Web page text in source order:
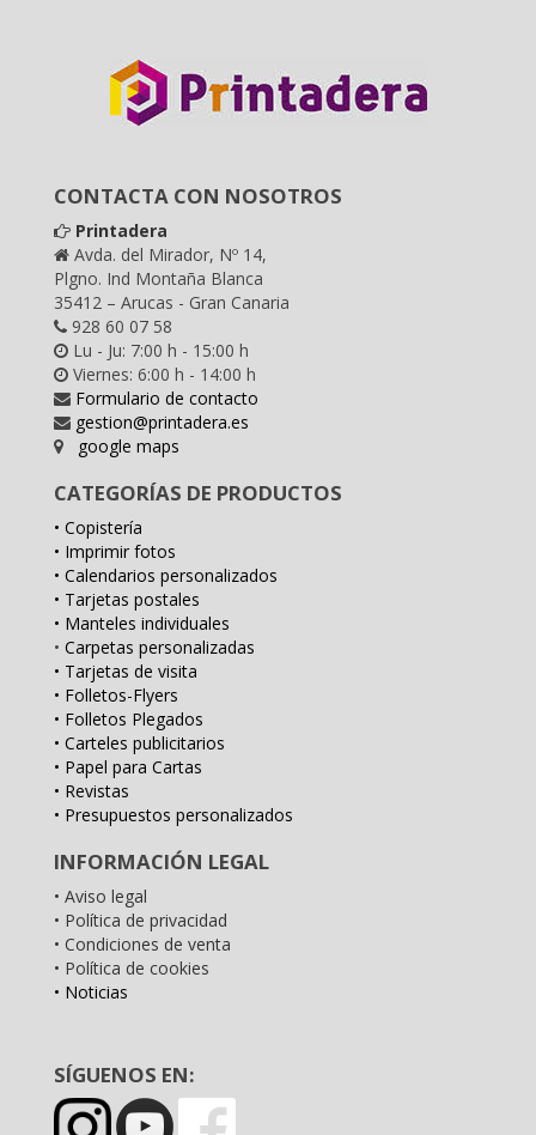
CONTACTA CON NOSOTROS
Printadera
Avda. del Mirador, Nº 14,
Plgno. Ind Montaña Blanca
35412 – Arucas - Gran Canaria
928 60 07 58
Lu - Ju: 7:00 h - 15:00 h
Viernes: 6:00 h - 14:00 h
Formulario de contacto
gestion@printadera.es
google maps
CATEGORÍAS DE PRODUCTOS
• Copistería
• Imprimir fotos
• Calendarios personalizados
• Tarjetas postales
• Manteles individuales
• Carpetas personalizadas
• Tarjetas de visita
• Folletos-Flyers
• Folletos Plegados
• Carteles publicitarios
• Papel para Cartas
• Revistas
• Presupuestos personalizados
INFORMACIÓN LEGAL
• Aviso legal
• Política de privacidad
• Condiciones de venta
• Política de cookies
• Noticias
SÍGUENOS EN: